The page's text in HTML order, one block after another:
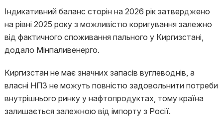
Індикативний баланс сторін на 2026 рік затверджено
на рівні 2025 року з можливістю коригування залежно
від фактичного споживання пального у Киргизстані,
додало Мінпаливенерго.
Киргизстан не має значних запасів вуглеводнів, а
власні НПЗ не можуть повністю задовольнити потреби
внутрішнього ринку у нафтопродуктах, тому країна
залишається залежною від імпорту з Росії.